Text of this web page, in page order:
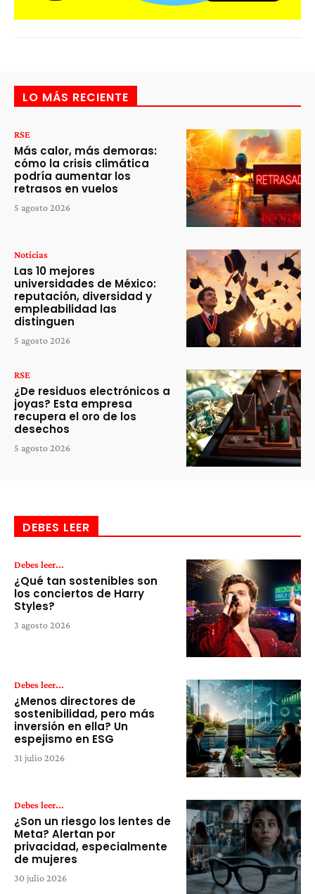
LO MÁS RECIENTE
RSE
Más calor, más demoras:
cómo la crisis climática
podría aumentar los
retrasos en vuelos
5 agosto 2026
Noticias
Las 10 mejores
universidades de México:
reputación, diversidad y
empleabilidad las
distinguen
5 agosto 2026
RSE
¿De residuos electrónicos a
joyas? Esta empresa
recupera el oro de los
desechos
5 agosto 2026
DEBES LEER
Debes leer...
¿Qué tan sostenibles son
los conciertos de Harry
Styles?
3 agosto 2026
Debes leer...
¿Menos directores de
sostenibilidad, pero más
inversión en ella? Un
espejismo en ESG
31 julio 2026
Debes leer...
¿Son un riesgo los lentes de
Meta? Alertan por
privacidad, especialmente
de mujeres
30 julio 2026